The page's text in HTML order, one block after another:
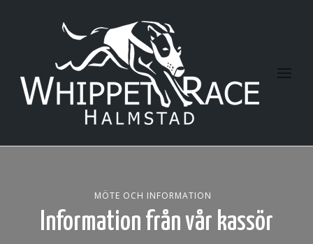
Halmstad Whippet Race
MÖTE OCH INFORMATION
Information från vår kassör